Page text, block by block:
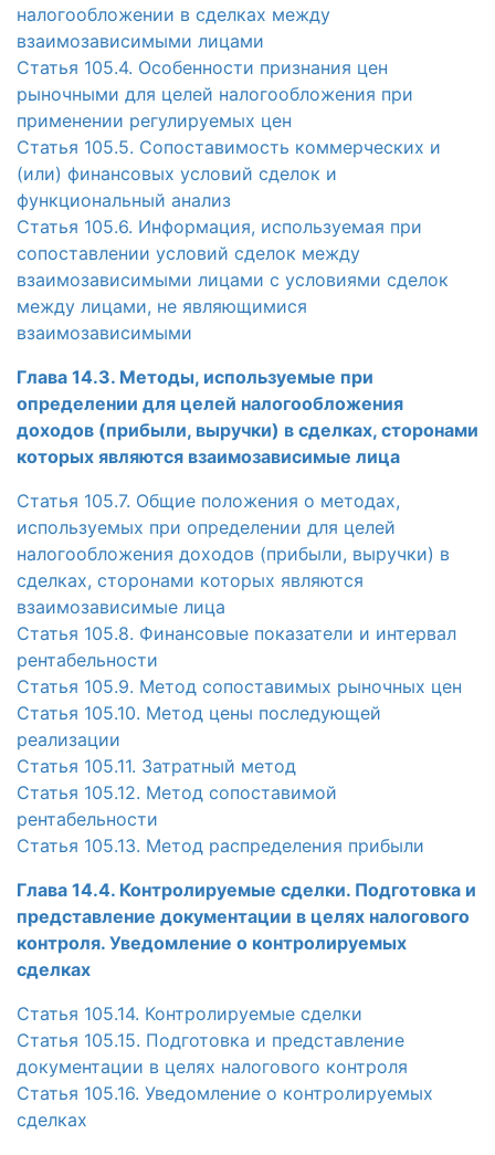
налогообложении в сделках между
взаимозависимыми лицами
Статья 105.4. Особенности признания цен
рыночными для целей налогообложения при
применении регулируемых цен
Статья 105.5. Сопоставимость коммерческих и
(или) финансовых условий сделок и
функциональный анализ
Статья 105.6. Информация, используемая при
сопоставлении условий сделок между
взаимозависимыми лицами с условиями сделок
между лицами, не являющимися
взаимозависимыми
Глава 14.3. Методы, используемые при
определении для целей налогообложения
доходов (прибыли, выручки) в сделках, сторонами
которых являются взаимозависимые лица
Статья 105.7. Общие положения о методах,
используемых при определении для целей
налогообложения доходов (прибыли, выручки) в
сделках, сторонами которых являются
взаимозависимые лица
Статья 105.8. Финансовые показатели и интервал
рентабельности
Статья 105.9. Метод сопоставимых рыночных цен
Статья 105.10. Метод цены последующей
реализации
Статья 105.11. Затратный метод
Статья 105.12. Метод сопоставимой
рентабельности
Статья 105.13. Метод распределения прибыли
Глава 14.4. Контролируемые сделки. Подготовка и
представление документации в целях налогового
контроля. Уведомление о контролируемых
сделках
Статья 105.14. Контролируемые сделки
Статья 105.15. Подготовка и представление
документации в целях налогового контроля
Статья 105.16. Уведомление о контролируемых
сделках